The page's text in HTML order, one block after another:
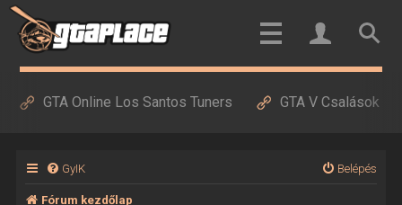
GTA Online Los Santos Tuners GTA V Csalások
GyIK Belépés
Fórum kezdőlap